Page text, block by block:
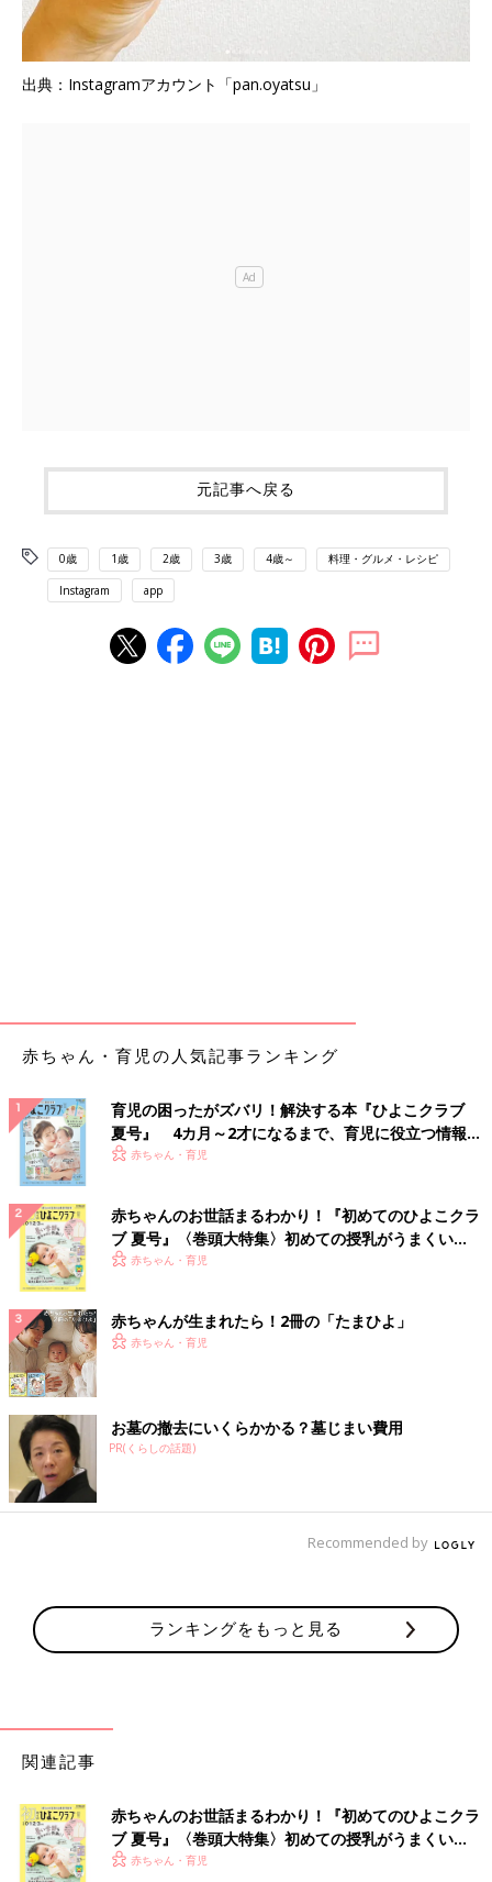
出典：Instagramアカウント「pan.oyatsu」
元記事へ戻る
0歳 1歳 2歳 3歳 4歳～ 料理・グルメ・レシピ
Instagram app
赤ちゃん・育児の人気記事ランキング
育児の困ったがズバリ！解決する本『ひよこクラブ
夏号』 4カ月～2才になるまで、育児に役立つ情報が
いっぱい！
赤ちゃん・育児
赤ちゃんのお世話まるわかり！『初めてのひよこクラ
ブ 夏号』〈巻頭大特集〉初めての授乳がうまくい
く！ おっぱい・ミルクの基本と夏のトラブル 解決テ
赤ちゃん・育児
赤ちゃんが生まれたら！2冊の「たまひよ」
赤ちゃん・育児
お墓の撤去にいくらかかる？墓じまい費用
PR(くらしの話題)
Recommended by
ランキングをもっと見る
関連記事
赤ちゃんのお世話まるわかり！『初めてのひよこクラ
ブ 夏号』〈巻頭大特集〉初めての授乳がうまくい
く！ おっぱい・ミルクの基本と夏のトラブル 解決テ
赤ちゃん・育児